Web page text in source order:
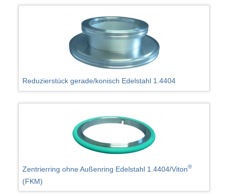
Reduzierstück gerade/konisch Edelstahl 1.4404
Zentrierring ohne Außenring Edelstahl 1.4404/Viton®
(FKM)